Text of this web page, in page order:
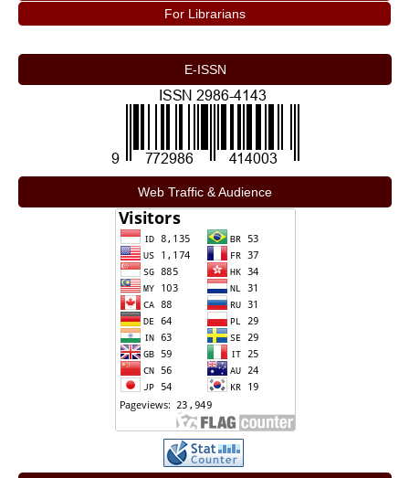
For Librarians
E-ISSN
Web Traffic & Audience